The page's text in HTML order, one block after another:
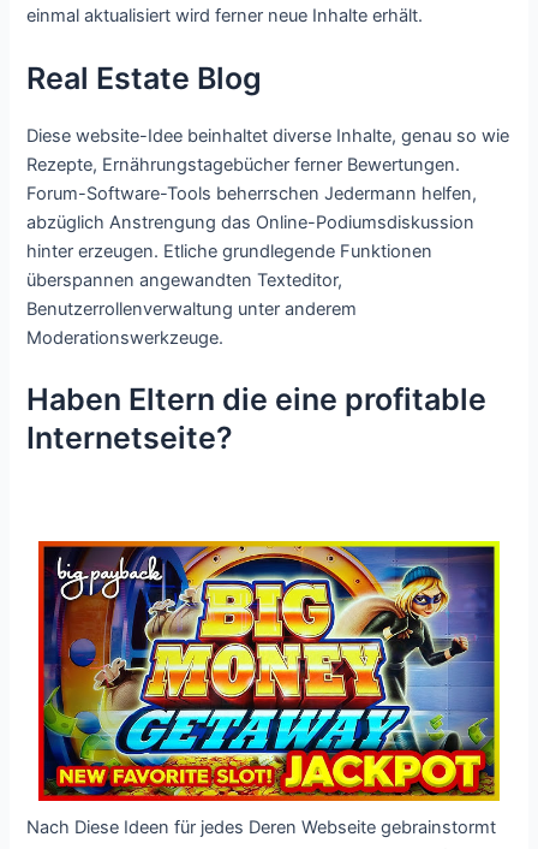
einmal aktualisiert wird ferner neue Inhalte erhält.
Real Estate Blog
Diese website-Idee beinhaltet diverse Inhalte, genau so wie
Rezepte, Ernährungstagebücher ferner Bewertungen.
Forum-Software-Tools beherrschen Jedermann helfen,
abzüglich Anstrengung das Online-Podiumsdiskussion
hinter erzeugen. Etliche grundlegende Funktionen
überspannen angewandten Texteditor,
Benutzerrollenverwaltung unter anderem
Moderationswerkzeuge.
Haben Eltern die eine profitable
Internetseite?
Nach Diese Ideen für jedes Deren Webseite gebrainstormt